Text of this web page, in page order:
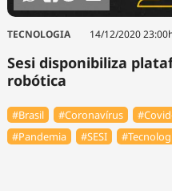
TECNOLOGIA 14/12/2020
Sesi disponibiliza
robótica
#Brasil #Coronavírus
#Pandemia
#SESI